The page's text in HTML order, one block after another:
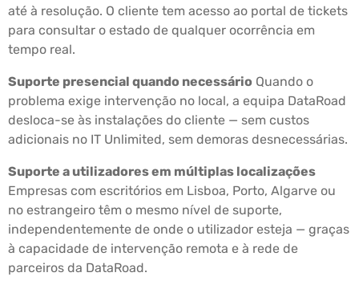
até à resolução. O cliente tem acesso ao portal de tickets
para consultar o estado de qualquer ocorrência em
tempo real.
Suporte presencial quando necessário Quando o
problema exige intervenção no local, a equipa DataRoad
desloca-se às instalações do cliente — sem custos
adicionais no IT Unlimited, sem demoras desnecessárias.
Suporte a utilizadores em múltiplas localizações
Empresas com escritórios em Lisboa, Porto, Algarve ou
no estrangeiro têm o mesmo nível de suporte,
independentemente de onde o utilizador esteja — graças
à capacidade de intervenção remota e à rede de
parceiros da DataRoad.